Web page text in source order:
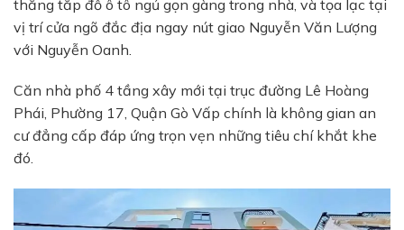
thẳng tắp đỗ ô tô ngủ gọn gàng trong nhà, và tọa lạc tại
vị trí cửa ngõ đắc địa ngay nút giao Nguyễn Văn Lượng
với Nguyễn Oanh.
Căn nhà phố 4 tầng xây mới tại trục đường Lê Hoàng
Phái, Phường 17, Quận Gò Vấp chính là không gian an
cư đẳng cấp đáp ứng trọn vẹn những tiêu chí khắt khe
đó.